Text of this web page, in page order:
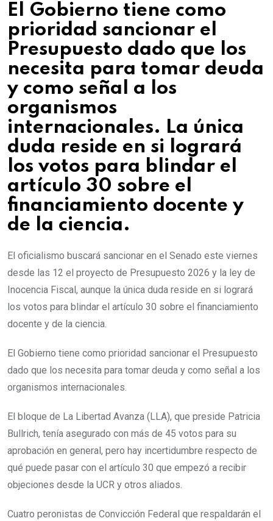
El Gobierno tiene como
prioridad sancionar el
Presupuesto dado que los
necesita para tomar deuda
y como señal a los
organismos
internacionales. La única
duda reside en si logrará
los votos para blindar el
artículo 30 sobre el
financiamiento docente y
de la ciencia.
El oficialismo buscará sancionar en el Senado este viernes
desde las 12 el proyecto de Presupuesto 2026 y la ley de
Inocencia Fiscal, aunque la única duda reside en si logrará
los votos para blindar el artículo 30 sobre el financiamiento
docente y de la ciencia.
El Gobierno tiene como prioridad sancionar el Presupuesto
dado que los necesita para tomar deuda y como señal a los
organismos internacionales.
El bloque de La Libertad Avanza (LLA), que preside Patricia
Bullrich, tenía asegurado con más de 45 votos para su
aprobación en general, pero hay incertidumbre respecto de
qué puede pasar con el artículo 30 que empezó a recibir
objeciones desde la UCR y otros aliados.
Cuatro peronistas de Convicción Federal que respaldarán el